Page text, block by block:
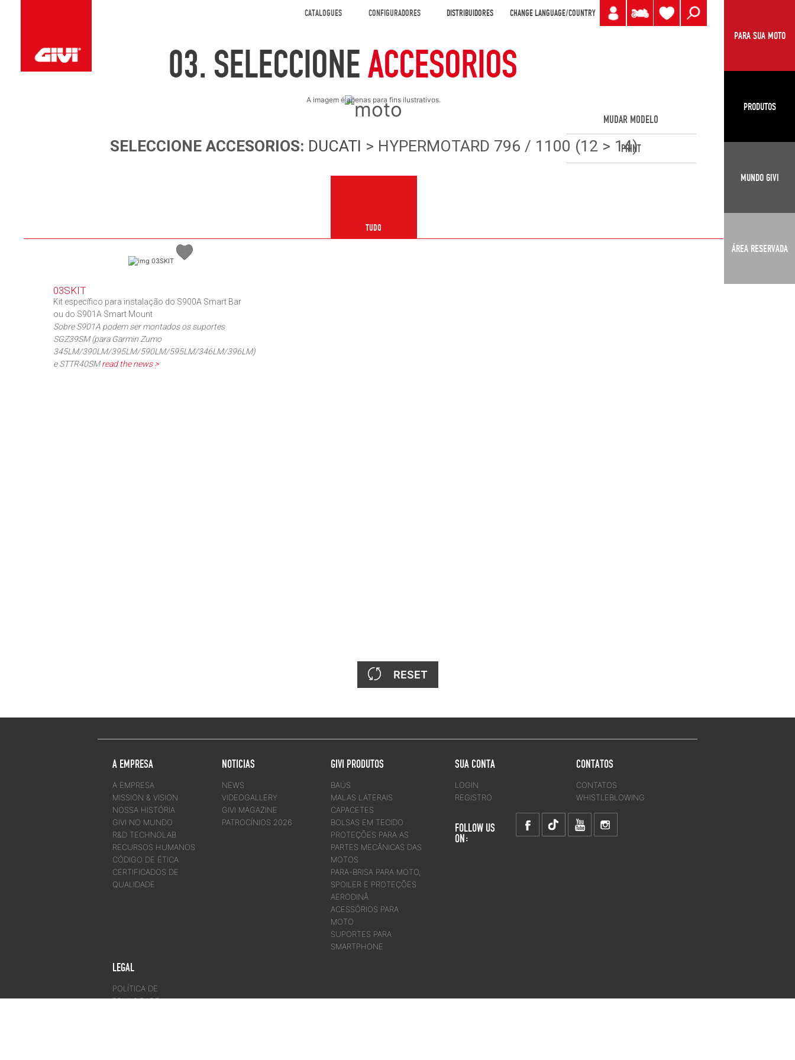
CATALOGUES CONFIGURADORES DISTRIBUIDORES CHANGE LANGUAGE/COUNTRY
PARA SUA MOTO
PRODUTOS
MUNDO GIVI
ÁREA RESERVADA
03. SELECCIONEACCESORIOS
A imagem é apenas para fins ilustrativos.
MUDAR MODELO
PRINT
SELECCIONE ACCESORIOS: DUCATI > HYPERMOTARD 796 / 1100 (12 > 14)
TUDO
03SKIT
Kit específico para instalação do S900A Smart Bar
ou do S901A Smart Mount
Sobre S901A podem ser montados os suportes
SGZ39SM (para Garmin Zumo
345LM/390LM/395LM/590LM/595LM/346LM/396LM)
e STTR40SMread the news >
RESET
A EMPRESA
A EMPRESA
MISSION & VISION
NOSSA HISTÓRIA
GIVI NO MUNDO
R&D TECHNOLAB
RECURSOS HUMANOS
CÓDIGO DE ÉTICA
CERTIFICADOS DE
QUALIDADE
NOTICIAS
NEWS
VIDEOGALLERY
GIVI MAGAZINE
PATROCÍNIOS 2026
GIVI PRODUTOS
BAÚS
MALAS LATERAIS
CAPACETES
BOLSAS EM TECIDO
PROTEÇÕES PARA AS
PARTES MECÂNICAS DAS
MOTOS
PARA-BRISA PARA MOTO,
SPOILER E PROTEÇÕES
AERODINÂ
ACESSÓRIOS PARA
MOTO
SUPORTES PARA
SMARTPHONE
LEGAL
POLÍTICA DE
PRIVACIDADE
SUA CONTA
LOGIN
REGISTRO
CONTATOS
CONTATOS
WHISTLEBLOWING
FOLLOW US
ON: